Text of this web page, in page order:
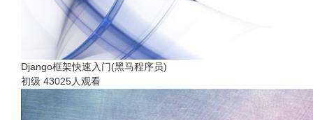
Django框架快速入门(黑马程序员)
初级 43025人观看